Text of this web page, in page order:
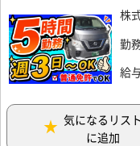
株
勤
給
気になるリスト
に追加